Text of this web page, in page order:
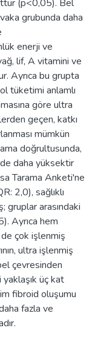
(p<0,05). Bel
grubunda daha
enerji ve
lif, A vitamini ve
Ayrıca bu grupta
tüketimi anlamlı
göre ultra
geçen, katkı
mümkün
doğrultusunda,
daha yüksektir
Tarama Anketi'ne
2,0), sağlıklı
gruplar arasındaki
Ayrıca hem
de çok işlenmiş
ultra işlenmiş
çevresinden
yaklaşık üç kat
fibroid oluşumu
fazla ve